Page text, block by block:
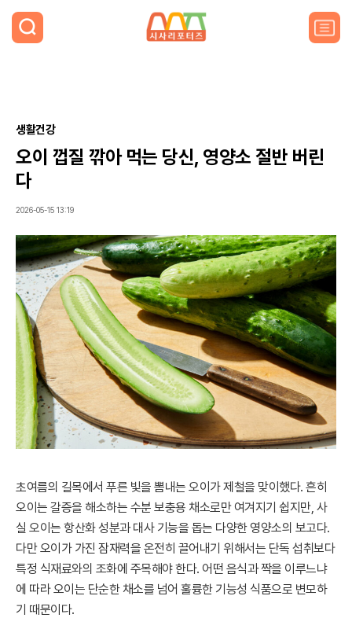
검
색
주
생활건강
오이 껍질 깎아 먹는 당신, 영양소 절반 버린
다
2026-05-15 13:19
초여름의 길목에서 푸른 빛을 뽐내는 오이가 제철을 맞이했다. 흔히
오이는 갈증을 해소하는 수분 보충용 채소로만 여겨지기 쉽지만, 사
실 오이는 항산화 성분과 대사 기능을 돕는 다양한 영양소의 보고다.
다만 오이가 가진 잠재력을 온전히 끌어내기 위해서는 단독 섭취보다
특정 식재료와의 조화에 주목해야 한다. 어떤 음식과 짝을 이루느냐
에 따라 오이는 단순한 채소를 넘어 훌륭한 기능성 식품으로 변모하
기 때문이다.